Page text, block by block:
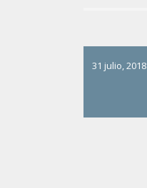
31 julio, 2018